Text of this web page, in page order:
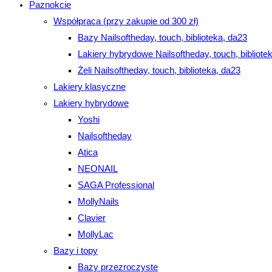
Paznokcie
Współpraca (przy zakupie od 300 zł)
Bazy Nailsoftheday, touch, biblioteka, da23
Lakiery hybrydowe Nailsoftheday, touch,
Żeli Nailsoftheday, touch, biblioteka, da23
Lakiery klasyczne
Lakiery hybrydowe
Yoshi
Nailsoftheday
Atica
NEONAIL
SAGA Professional
MollyNails
Clavier
MollyLac
Bazy i topy
Bazy przezroczyste